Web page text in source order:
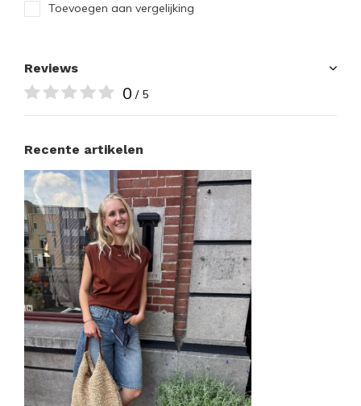
Toevoegen aan vergelijking
Reviews
0 / 5
Recente artikelen